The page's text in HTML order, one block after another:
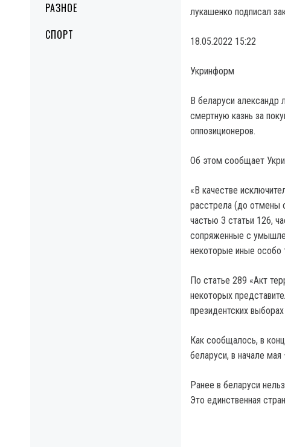
РАЗНОЕ
СПОРТ
лукашенко подписал
18.05.2022 15:22
Укринформ
В беларуси александр
смертную казнь за
оппозиционеров.
Об этом сообщает
«В качестве
расстрела (до отмены
частью 3 статьи 126,
сопряженные с
некоторые иные особо
По статье 289 «Акт
некоторых
президентских
Как сообщалось, в
беларуси, в начале
Ранее в беларуси
Это единственная